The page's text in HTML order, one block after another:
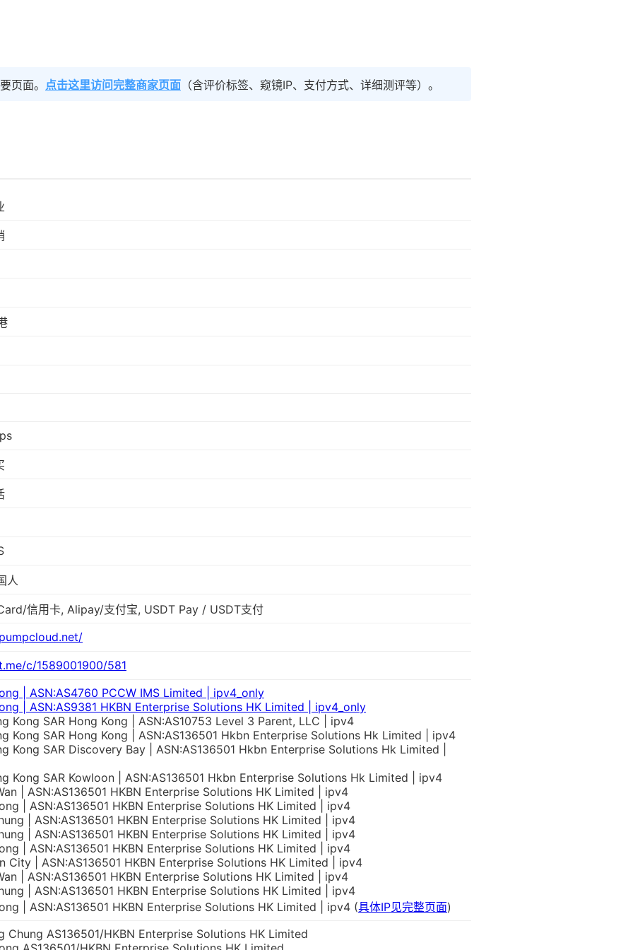
页面。 点击这里访问完整商家页面 （含评价标签、窥镜IP、支付方式、详细测评等）。
人
信用卡, Alipay/支付宝, USDT Pay / USDT支付
c/1589001900/581
| ASN:AS4760 PCCW IMS Limited | ipv4_only
| ASN:AS9381 HKBN Enterprise Solutions HK Limited | ipv4_only
Kong SAR Hong Kong | ASN:AS10753 Level 3 Parent, LLC | ipv4
Kong SAR Hong Kong | ASN:AS136501 Hkbn Enterprise Solutions Hk Limited | ipv4
Kong SAR Discovery Bay | ASN:AS136501 Hkbn Enterprise Solutions Hk Limited |
Kong SAR Kowloon | ASN:AS136501 Hkbn Enterprise Solutions Hk Limited | ipv4
| ASN:AS136501 HKBN Enterprise Solutions HK Limited | ipv4
| ASN:AS136501 HKBN Enterprise Solutions HK Limited | ipv4
| ASN:AS136501 HKBN Enterprise Solutions HK Limited | ipv4
| ASN:AS136501 HKBN Enterprise Solutions HK Limited | ipv4
| ASN:AS136501 HKBN Enterprise Solutions HK Limited | ipv4
City | ASN:AS136501 HKBN Enterprise Solutions HK Limited | ipv4
| ASN:AS136501 HKBN Enterprise Solutions HK Limited | ipv4
| ASN:AS136501 HKBN Enterprise Solutions HK Limited | ipv4
| ASN:AS136501 HKBN Enterprise Solutions HK Limited | ipv4 (具体IP见完整页面)
Chung AS136501/HKBN Enterprise Solutions HK Limited